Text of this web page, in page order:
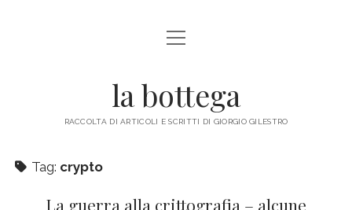
ABOUT ME
facebook
instagram
emailmastodon
open
menu
la bottega
RACCOLTA DI ARTICOLI E SCRITTI DI GIORGIO GILESTRO
Tag: crypto
La guerra alla crittografia – alcune